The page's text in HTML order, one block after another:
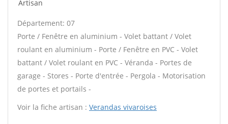
Artisan
Département: 07
Porte / Fenêtre en aluminium - Volet battant / Volet
roulant en aluminium - Porte / Fenêtre en PVC - Volet
battant / Volet roulant en PVC - Véranda - Portes de
garage - Stores - Porte d'entrée - Pergola - Motorisation
de portes et portails -
Voir la fiche artisan : Verandas vivaroises